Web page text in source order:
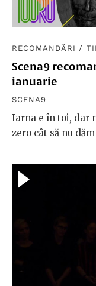
RECOMANDĂRI /
Scena9
ianuarie
SCENA9
Iarna e în toi, dar
zero cât să nu